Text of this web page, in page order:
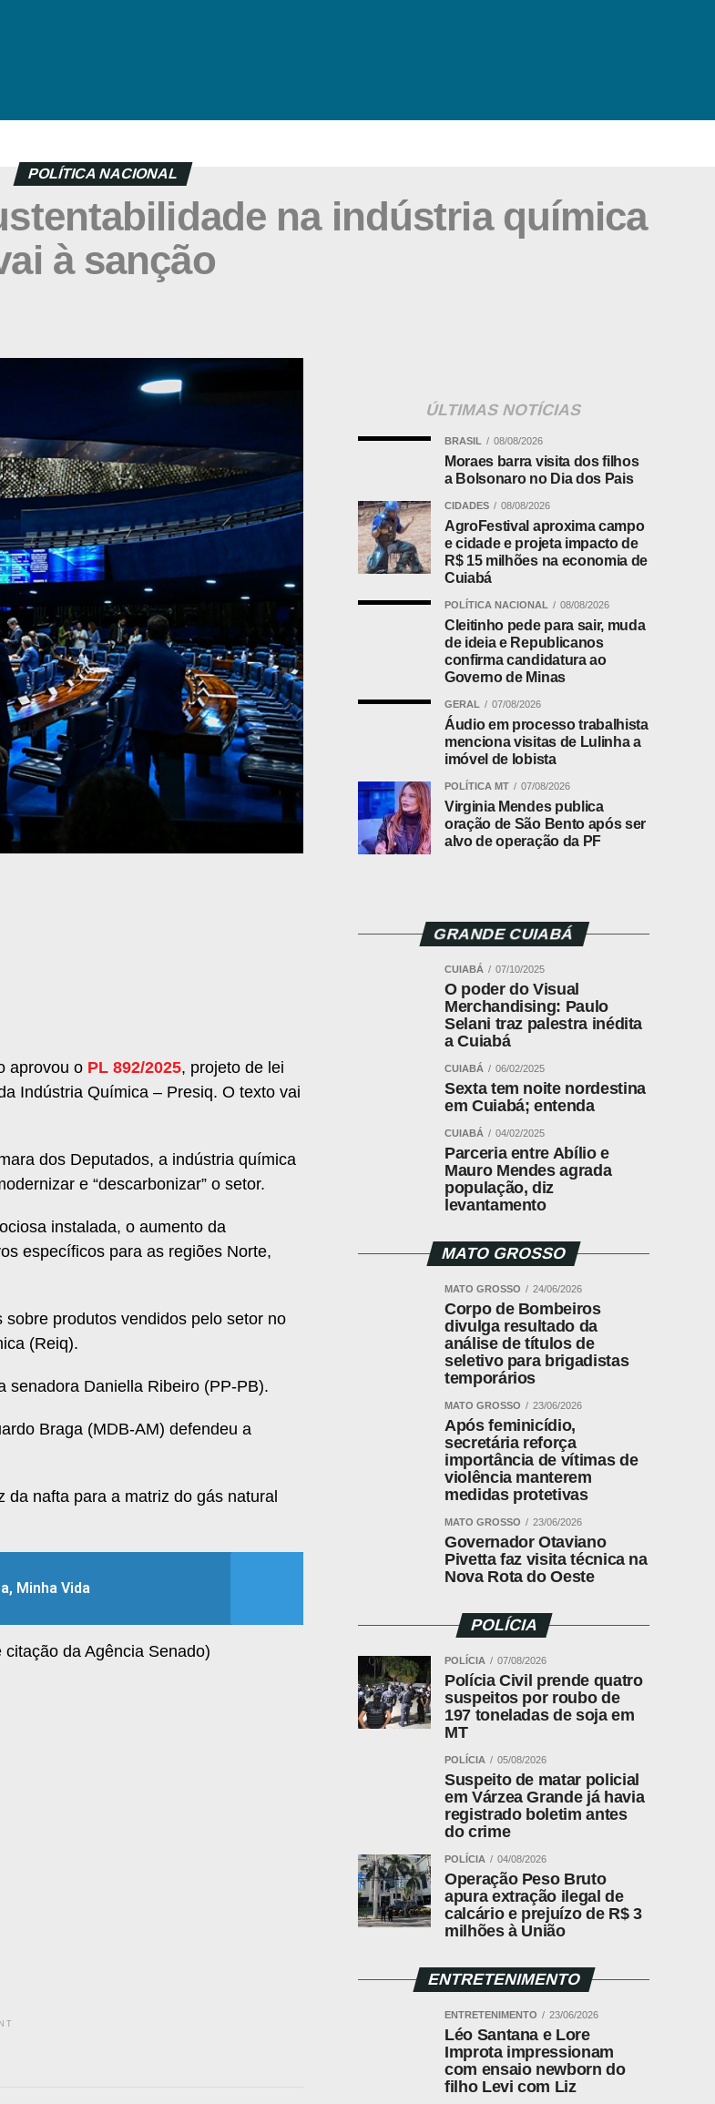
POLÍTICA NACIONAL
na indústria química
à sanção
aprovou o PL 892/2025, projeto de lei
Indústria Química – Presiq. O texto vai
dos Deputados, a indústria química
e “descarbonizar” o setor.
instalada, o aumento da
específicos para as regiões Norte,
produtos vendidos pelo setor no
(Reiq).
senadora Daniella Ribeiro (PP-PB).
Braga (MDB-AM) defendeu a
nafta para a matriz do gás natural
Minha Vida
da Agência Senado)
ÚLTIMAS NOTÍCIAS
BRASIL 08/08/2026
Moraes barra visita dos filhos
a Bolsonaro no Dia dos Pais
CIDADES 08/08/2026
AgroFestival aproxima campo
e cidade e projeta impacto de
R$ 15 milhões na economia de
Cuiabá
POLÍTICA NACIONAL 08/08/2026
Cleitinho pede para sair, muda
de ideia e Republicanos
confirma candidatura ao
Governo de Minas
GERAL 07/08/2026
Áudio em processo trabalhista
menciona visitas de Lulinha a
imóvel de lobista
POLÍTICA MT 07/08/2026
Virginia Mendes publica
oração de São Bento após ser
alvo de operação da PF
GRANDE CUIABÁ
CUIABÁ 07/10/2025
O poder do Visual
Merchandising: Paulo
Selani traz palestra inédita
a Cuiabá
CUIABÁ 06/02/2025
Sexta tem noite nordestina
em Cuiabá; entenda
CUIABÁ 04/02/2025
Parceria entre Abílio e
Mauro Mendes agrada
população, diz
levantamento
MATO GROSSO
MATO GROSSO 24/06/2026
Corpo de Bombeiros
divulga resultado da
análise de títulos de
seletivo para brigadistas
temporários
MATO GROSSO 23/06/2026
Após feminicídio,
secretária reforça
importância de vítimas de
violência manterem
medidas protetivas
MATO GROSSO 23/06/2026
Governador Otaviano
Pivetta faz visita técnica na
Nova Rota do Oeste
POLÍCIA
POLÍCIA 07/08/2026
Polícia Civil prende quatro
suspeitos por roubo de
197 toneladas de soja em
MT
POLÍCIA 05/08/2026
Suspeito de matar policial
em Várzea Grande já havia
registrado boletim antes
do crime
POLÍCIA 04/08/2026
Operação Peso Bruto
apura extração ilegal de
calcário e prejuízo de R$ 3
milhões à União
ENTRETENIMENTO
ENTRETENIMENTO 23/06/2026
Léo Santana e Lore
Improta impressionam
com ensaio newborn do
filho Levi com Liz